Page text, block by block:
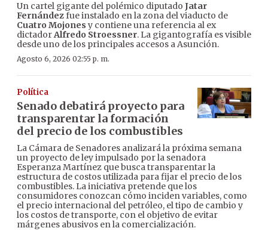
Un cartel gigante del polémico diputado Jatar
Fernándezfue instalado en la zona del viaducto de
Cuatro Mojones y contiene una referencia al ex
dictadorAlfredo Stroessner. La gigantografía es visible
desde uno de los principales accesos a Asunción.
Agosto 6, 2026 02:55 p. m.
Política
Senado debatirá proyecto para
transparentar la formación
del precio de los combustibles
La Cámara de Senadores analizará la próxima semana
un proyecto de ley impulsado por la senadora
Esperanza Martínez que busca transparentar la
estructura de costos utilizada para fijar el precio de los
combustibles. La iniciativa pretende que los
consumidores conozcan cómo inciden variables, como
el precio internacional del petróleo, el tipo de cambio y
los costos de transporte, con el objetivo de evitar
márgenes abusivos en la comercialización.